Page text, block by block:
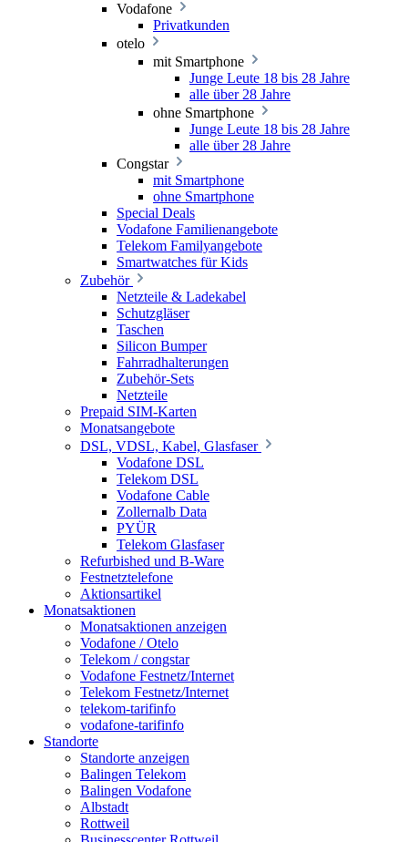
Vodafone
Privatkunden
otelo
mit Smartphone
Junge Leute 18 bis 28 Jahre
alle über 28 Jahre
ohne Smartphone
Junge Leute 18 bis 28 Jahre
alle über 28 Jahre
Congstar
mit Smartphone
ohne Smartphone
Special Deals
Vodafone Familienangebote
Telekom Familyangebote
Smartwatches für Kids
Zubehör
Netzteile & Ladekabel
Schutzgläser
Taschen
Silicon Bumper
Fahrradhalterungen
Zubehör-Sets
Netzteile
Prepaid SIM-Karten
Monatsangebote
DSL, VDSL, Kabel, Glasfaser
Vodafone DSL
Telekom DSL
Vodafone Cable
Zollernalb Data
PYÜR
Telekom Glasfaser
Refurbished und B-Ware
Festnetztelefone
Aktionsartikel
Monatsaktionen
Monatsaktionen anzeigen
Vodafone / Otelo
Telekom / congstar
Vodafone Festnetz/Internet
Telekom Festnetz/Internet
telekom-tarifinfo
vodafone-tarifinfo
Standorte
Standorte anzeigen
Balingen Telekom
Balingen Vodafone
Albstadt
Rottweil